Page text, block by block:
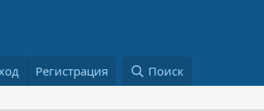
Регистрация Поиск